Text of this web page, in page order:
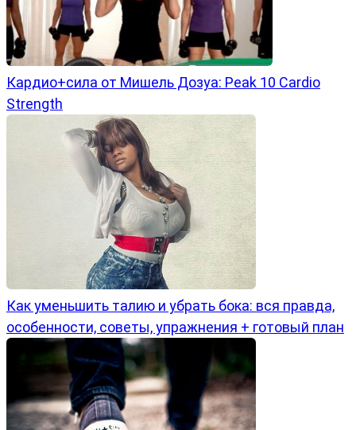
Кардио+сила от Мишель Дозуа: Peak 10 Cardio
Strength
Как уменьшить талию и убрать бока: вся правда,
особенности, советы, упражнения + готовый план